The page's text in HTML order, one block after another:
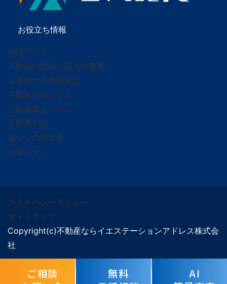
お役立ち情報
地域ブログ
不動産の売却／購入の事例
お客様との感動秘話
不動産売却コラム
不動産購入コラム
不動産Tips
暮らしの知恵袋
お知らせ
プライバシーポリシー
サイトマップ
Copyright(c)不動産ならイエステーションアドレス株式会
社
ご相談
無料
AI